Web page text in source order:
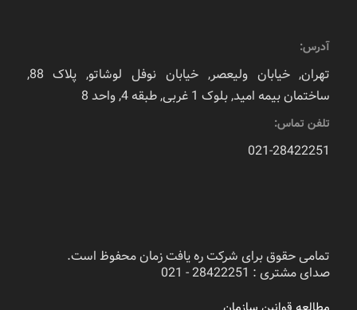
آدرس:
تهران, خیابان ولیعصر, خیابان نوفل لوشاتو, پلاک 88,
ساختمان بیمه امید, بلوک 1 غربی, طبقه 4, واحد 8
تلفن تماس:
021-28422251
تمامی حقوق برای شرکت ره یافت زمان محفوظ است.
صدای مشتری : 28422251 - 021